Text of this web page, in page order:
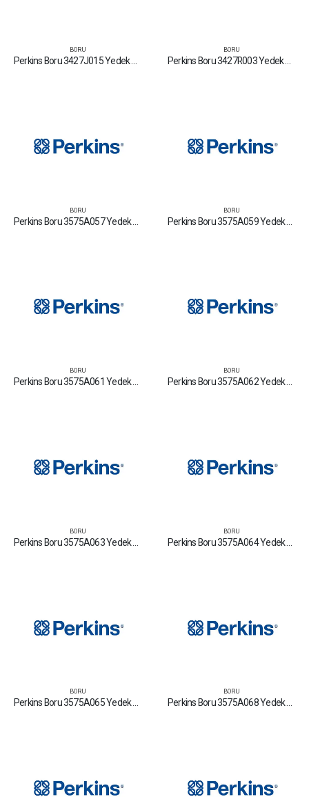
BORU
Perkins Boru 3427J015 Yedek Parça Fiyat Tamir Bakım Satan Firmalar
BORU
Perkins Boru 3427R003 Yedek Parça Fiyat Tamir Bakım Satan Firmalar
BORU BORU
BORU
Perkins Boru 3575A061 Yedek Parça Fiyat Tamir Bakım Satan Firmalar
BORU
Perkins Boru 3575A062 Yedek Parça Fiyat Tamir Bakım Satan Firmalar
BORU BORU
BORU
Perkins Boru 3575A065 Yedek Parça Fiyat Tamir Bakım Satan Firmalar
BORU
Perkins Boru 3575A068 Yedek Parça Fiyat Tamir Bakım Satan Firmalar